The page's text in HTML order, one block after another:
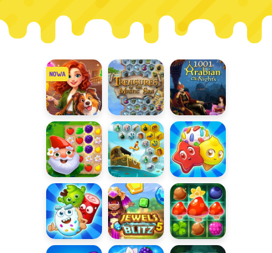
Mansion
Story Match
Skarby
Mistycznego
Morza
Baśnie z 1001
nocy
Garden Tales
Skarby
Mistycznego
Morza 2
Candy
Riddles
Sugar Heroes Jewels Blitz 5 Forest Match